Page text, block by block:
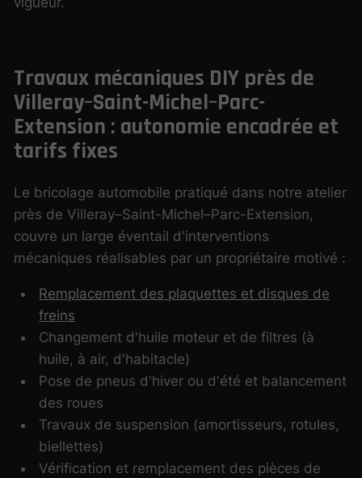
Travaux mécaniques DIY près de
Villeray–Saint-Michel–Parc-
Extension : autonomie encadrée et
tarifs fixes
Le bricolage automobile pratiqué dans notre atelier
près de Villeray–Saint-Michel–Parc-Extension,
couvre un large éventail d'interventions
mécaniques réalisables par un propriétaire motivé :
Remplacement des plaquettes et disques de
freins
Changement d'huile moteur et de filtres (à
huile, à air, d'habitacle)
Pose de pneus d'hiver ou d'été et balancement
des roues
Travaux de suspension (amortisseurs, rotules,
biellettes)
Vérification et remplacement des pièces de